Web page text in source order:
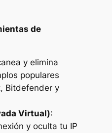
de
y elimina
populares
Bitdefender y
Virtual):
y oculta tu IP